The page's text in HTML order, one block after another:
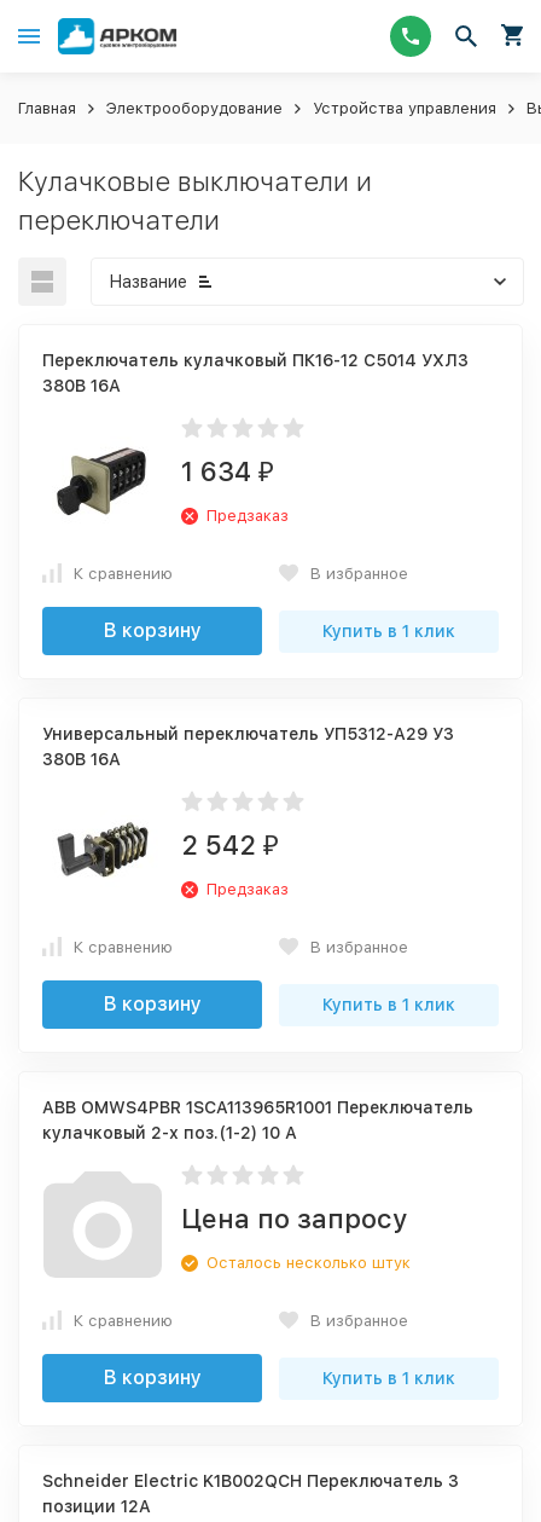
Главная Электрооборудование Устройства управления
Кулачковые выключатели и
переключатели
Название
Переключатель кулачковый ПК16-12 С5014 УХЛ3
380В 16А
1 634 ₽
Предзаказ
К сравнению В избранное
В корзину Купить в 1 клик
Универсальный переключатель УП5312-А29 У3
380В 16А
2 542 ₽
Предзаказ
К сравнению В избранное
В корзину Купить в 1 клик
ABB OMWS4PBR 1SCA113965R1001 Переключатель
кулачковый 2-х поз.(1-2) 10 А
Цена по запросу
Осталось несколько штук
К сравнению В избранное
В корзину Купить в 1 клик
Schneider Electric K1B002QCH Переключатель 3
позиции 12A